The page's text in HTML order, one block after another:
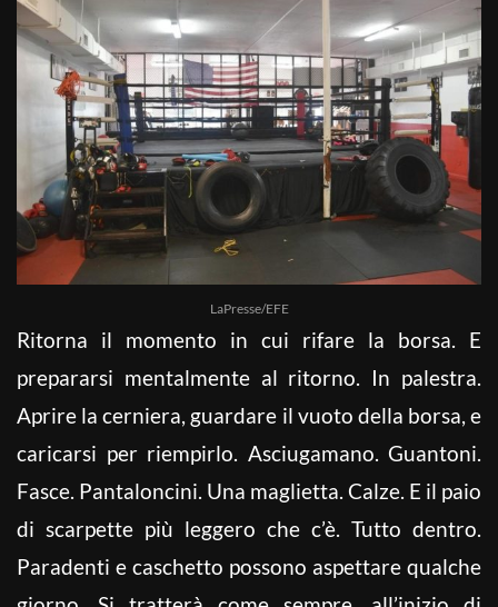
LaPresse/EFE
Ritorna il momento in cui rifare la borsa. E
prepararsi mentalmente al ritorno. In palestra.
Aprire la cerniera, guardare il vuoto della borsa, e
caricarsi per riempirlo. Asciugamano. Guantoni.
Fasce. Pantaloncini. Una maglietta. Calze. E il paio
di scarpette più leggero che c’è. Tutto dentro.
Paradenti e caschetto possono aspettare qualche